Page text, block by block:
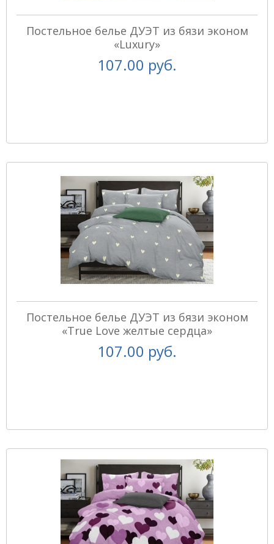
Постельное белье ДУЭТ из бязи эконом
«Luxury»
107.00 руб.
Постельное белье ДУЭТ из бязи эконом
«True Love желтые сердца»
107.00 руб.